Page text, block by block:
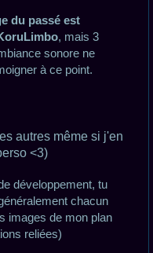
du passé est
, mais 3
sonore ne
à ce point.
autres même si j'en
<3)
développement, tu
chacun
images de mon plan
reliées)